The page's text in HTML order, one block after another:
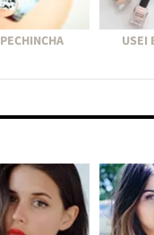
PECHINCHA USEI